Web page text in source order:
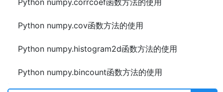
Python numpy.corrcoef函数方法的使用
Python numpy.cov函数方法的使用
Python numpy.histogram2d函数方法的使用
Python numpy.bincount函数方法的使用